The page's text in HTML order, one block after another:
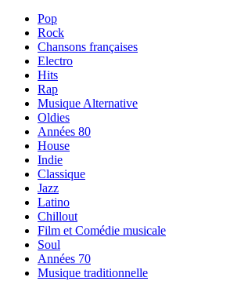
Pop
Rock
Chansons françaises
Electro
Hits
Rap
Musique Alternative
Oldies
Années 80
House
Indie
Classique
Jazz
Latino
Chillout
Film et Comédie musicale
Soul
Années 70
Musique traditionnelle